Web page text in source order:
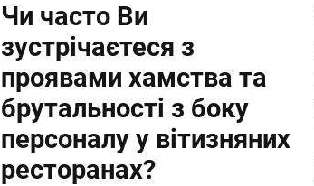
Чи часто Ви
зустрічаєтеся з
проявами хамства та
брутальності з боку
персоналу у вітизняних
ресторанах?